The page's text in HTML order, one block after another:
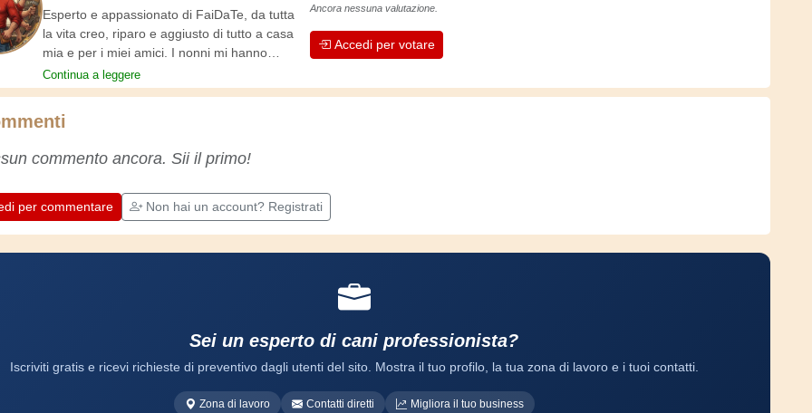
Esperto e appassionato di FaiDaTe, da tutta
la vita creo, riparo e aggiusto di tutto a casa
mia e per i miei amici. I nonni mi hanno
insegnato i primi rudimenti, fin da piccolo e da
allora ho fatto un sacco di esperienze.
fa apprezzare l'impegno che gli artigiani
Impariamo insieme, ogni giorno è una
Continua a leggere
Ancora nessuna valutazione.
Accedi per votare
commento ancora. Sii il primo!
per commentare Non hai un account? Registrati
Sei un esperto di cani professionista?
Iscriviti gratis e ricevi richieste di preventivo dagli utenti del sito. Mostra il tuo profilo, la tua zona di lavoro e i tuoi contatti.
Zona di lavoro Contatti diretti Migliora il tuo business